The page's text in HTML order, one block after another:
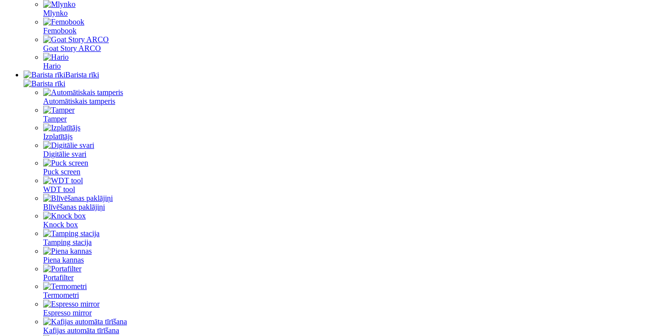
Mlynko
Femobook
Goat Story ARCO
Hario
Barista rīki
Automātiskais tamperis
Tamper
Izplatītājs
Digitālie svari
Puck screen
WDT tool
Blīvēšanas paklājiņi
Knock box
Tamping stacija
Piena kannas
Portafilter
Termometri
Espresso mirror
Kafijas automāta tīrīšana